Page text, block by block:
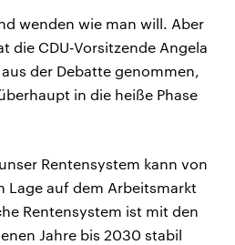
wenden wie man will. Aber
die CDU-Vorsitzende Angela
der Debatte genommen,
in die heiße Phase
Rentensystem kann von
Lage auf dem Arbeitsmarkt
Rentensystem ist mit den
Jahre bis 2030 stabil